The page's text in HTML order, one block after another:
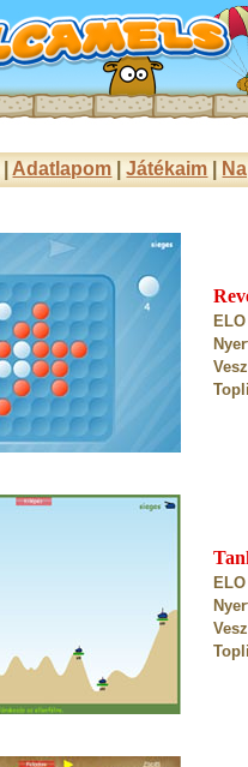
Adatlapom |Játékaim